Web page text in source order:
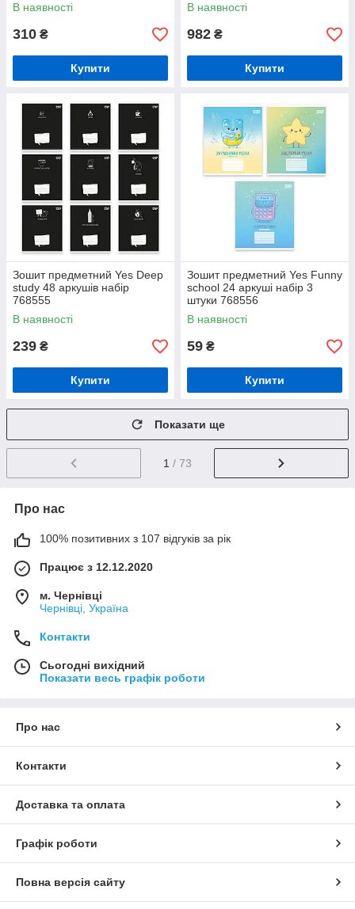
В наявності
310 ₴
Купити
В наявності
982 ₴
Купити
Зошит предметний Yes Deep
study 48 аркушів набір
768555
В наявності
239 ₴
Купити
Зошит предметний Yes Funny
school 24 аркуші набір 3
штуки 768556
В наявності
59 ₴
Купити
Показати ще
1 / 73
Про нас
100% позитивних з 107 відгуків за рік
Працює з 12.12.2020
м. Чернівці
Чернівці, Україна
Контакти
Сьогодні вихідний
Показати весь графік роботи
Про нас
Контакти
Доставка та оплата
Графік роботи
Повна версія сайту